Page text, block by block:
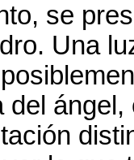
se
Una
del